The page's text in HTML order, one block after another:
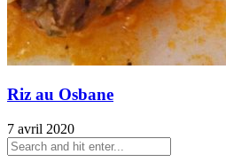
Riz au Osbane
7 avril 2020